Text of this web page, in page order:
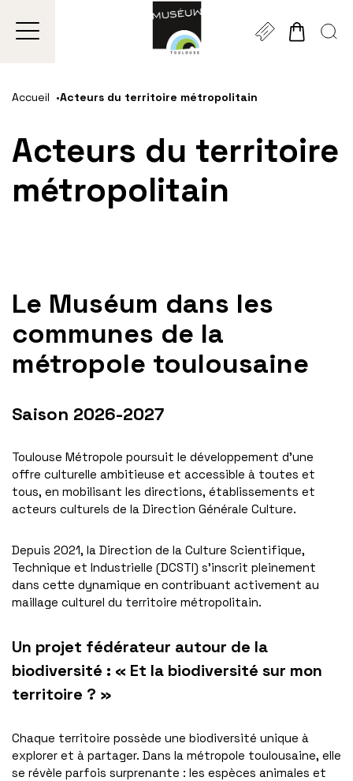
Gestion de vos préférences sur les cookies
contenu
la
la
pied
page
Accueil Acteurs du territoire métropolitain
Acteurs du territoire
métropolitain
Le Muséum dans les
communes de la
métropole toulousaine
Saison 2026-2027
Toulouse Métropole poursuit le développement d’une
offre culturelle ambitieuse et accessible à toutes et
tous, en mobilisant les directions, établissements et
acteurs culturels de la Direction Générale Culture.
Depuis 2021, la Direction de la Culture Scientifique,
Technique et Industrielle (DCSTI) s’inscrit pleinement
dans cette dynamique en contribuant activement au
maillage culturel du territoire métropolitain.
Un projet fédérateur autour de la
biodiversité : « Et la biodiversité sur mon
territoire ? »
Chaque territoire possède une biodiversité unique à
explorer et à partager. Dans la métropole toulousaine, elle
se révèle parfois surprenante : les espèces animales et